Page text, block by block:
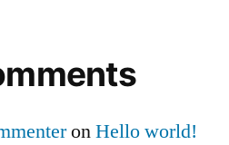
onHello world!